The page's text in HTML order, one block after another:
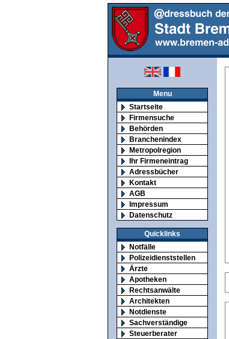
Menu
Startseite
Firmensuche
Behörden
Branchenindex
Metropolregion
Ihr Firmeneintrag
Adressbücher
Kontakt
AGB
Impressum
Datenschutz
Quicklinks
Notfälle
Polizeidienststellen
Ärzte
Apotheken
Rechtsanwälte
Architekten
Notdienste
Sachverständige
Steuerberater